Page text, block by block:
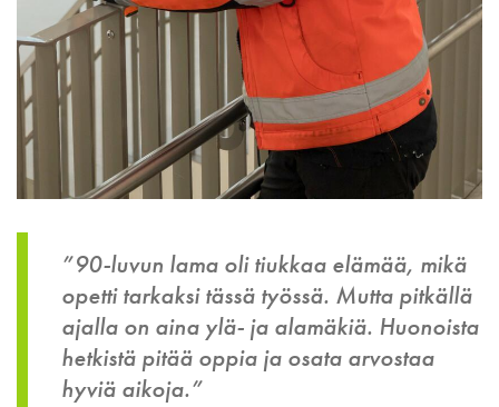
”90-luvun lama oli tiukkaa elämää, mikä
opetti tarkaksi tässä työssä. Mutta pitkällä
ajalla on aina ylä- ja alamäkiä. Huonoista
hetkistä pitää oppia ja osata arvostaa
hyviä aikoja.”